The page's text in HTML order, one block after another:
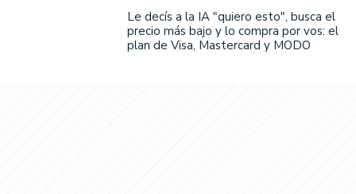
Le decís a la IA "quiero esto", busca el
precio más bajo y lo compra por vos: el
plan de Visa, Mastercard y MODO